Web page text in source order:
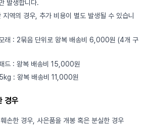
발생합니다.
역의 경우, 추가 비용이 별도 발생될 수 있습니
래 : 2묶음 단위로 왕복 배송비 6,000원 (4개 구
드 : 왕복 배송비 15,000원
: 왕복 배송비 11,000원
경우
손한 경우, 사은품을 개봉 혹은 분실한 경우